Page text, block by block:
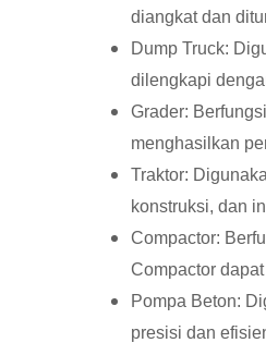
diangkat dan
Dump Truck:
dilengkapi
Grader:
menghasilkan
Traktor:
konstruksi, dan
Compactor:
Compactor
Pompa Beton:
presisi dan